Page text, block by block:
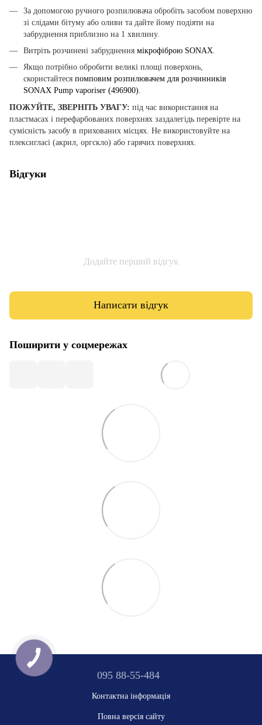
За допомогою ручного розпилювача обробіть засобом поверхню
зі слідами бітуму або оливи та дайте йому подіяти на
забруднення приблизно на 1 хвилину.
Витріть розчинені забруднення мікрофіброю SONAX
Якщо потрібно обробити великі площі поверхонь,
скористайтеся помповим розпилювачем для розчинників
SONAX Pump vaporiser (496900).
ПОЖУЙТЕ, ЗВЕРНІТЬ УВАГУ: під час використання на
пластмасах і перефарбованих поверхнях заздалегідь перевірте на
сумісність засобу в прихованих місцях. Не використовуйте на
плексигласі (акрил, оргскло) або гарячих поверхнях.
Відгуки
Додайте перший відгук
Написати відгук
Поширити у соцмережах
095 88-55-484
Контактна інформація
Повна версія сайту